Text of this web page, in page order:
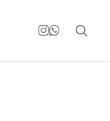
instagram
whatsapp